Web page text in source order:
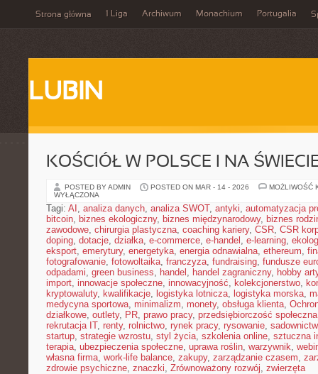
Strona główna 1 Liga Archiwum Monachium Portugalia
LUBIN
KOŚCIÓŁ W POLSCE I NA
POSTED BY ADMIN POSTED ON MAR - 14 - 2026
MOŻLIWOŚĆ
WYŁĄCZONA
Tagi: AI , analiza danych, analiza SWOT, antyki, automatyzacja
bitcoin, biznes ekologiczny, biznes międzynarodowy, biznes
zawodowe, chirurgia plastyczna, coaching kariery, CSR, CSR
doping, dotacje, działka, e-commerce, e-handel , e-learning,
eksport, emerytury, energetyka, energia odnawialna, ethereum,
fotografowanie, fotowoltaika, franczyza, fundraising, fundusze
odpadami, green business, handel , handel zagraniczny, hobby
import, innowacje społeczne, innowacyjność, kolekcjonerstwo,
kryptowaluty, kwalifikacje, logistyka lotnicza, logistyka morska,
medycyna sportowa, minimalizm, monety, obsługa klienta,
działkowe, outlety, PR, prawo pracy, przedsiębiorczość społeczna
rekrutacja IT, renty, rolnictwo, rynek pracy, rysowanie,
startup, strategie wzrostu, styl życia, szkolenia online, sztuczna
terapia, ubezpieczenia społeczne, uprawa roślin, warzywnik,
własna firma, work-life balance, zakupy, zarządzanie czasem,
zdrowie psychiczne, znaczki, Zrównoważony rozwój, zwierzęta